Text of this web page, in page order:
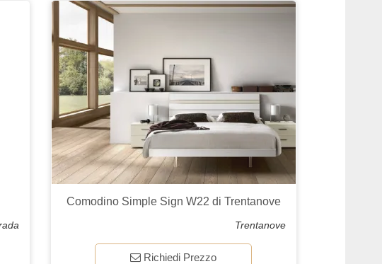
Comodino Simple Sign W22 di Trentanove
Trentanove
Richiedi Prezzo